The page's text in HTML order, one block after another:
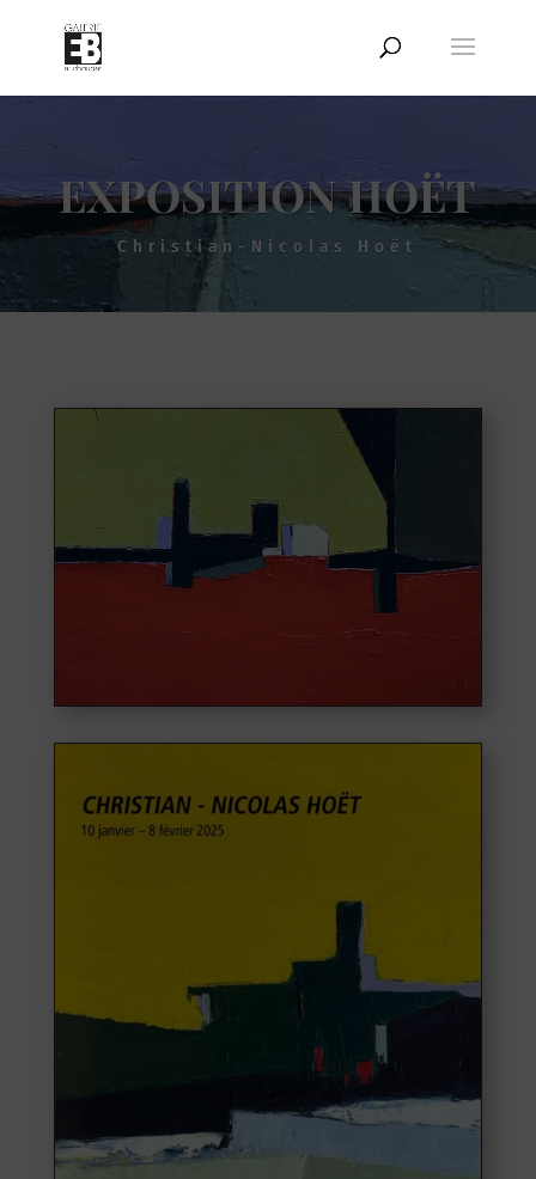
EXPOSITION HOËT
Christian-Nicolas Hoët